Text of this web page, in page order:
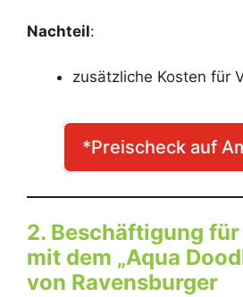
Nachteil:
zusätzliche Kosten für
*Preischeck auf
2. Beschäftigung
mit dem „Aqua
von Ravensburger